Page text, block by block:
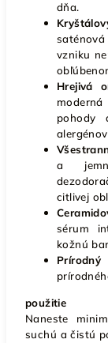
dňa.
vzniku
Hrejivá
pohody
a
citlivej
sérum
kožnú
Prírodný
použitie
Naneste
suchú a čistú